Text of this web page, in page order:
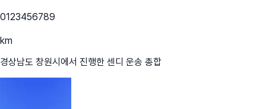
0123456789
km
경상남도 창원시 에서 진행한 센디 운송 총합